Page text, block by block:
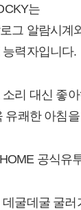
는
그 알람시계
력자입니다.
리 대신 좋
유쾌한 아침
공식유
굴데굴 굴